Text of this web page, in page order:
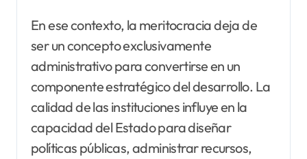
En ese contexto, la meritocracia deja de
ser un concepto exclusivamente
administrativo para convertirse en un
componente estratégico del desarrollo. La
calidad de las instituciones influye en la
capacidad del Estado para diseñar
políticas públicas, administrar recursos,